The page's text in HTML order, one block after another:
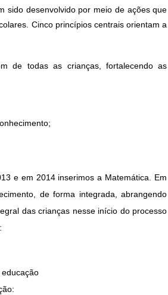
sido desenvolvido por meio de ações que
Cinco princípios centrais orientam a
de todas as crianças, fortalecendo as
e em 2014 inserimos a Matemática. Em
de forma integrada, abrangendo
das crianças nesse início do processo